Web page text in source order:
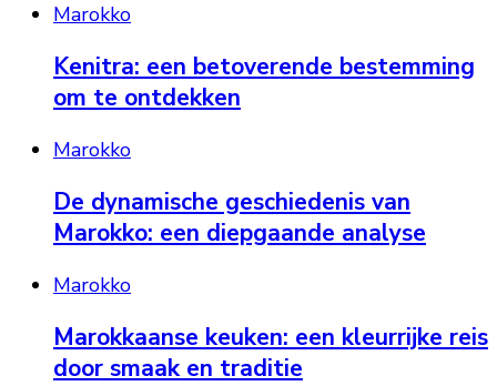
Marokko
Kenitra: een betoverende bestemming
om te ontdekken
Marokko
De dynamische geschiedenis van
Marokko: een diepgaande analyse
Marokko
Marokkaanse keuken: een kleurrijke reis
door smaak en traditie